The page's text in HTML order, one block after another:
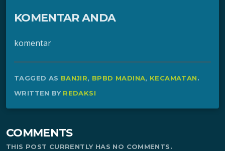
KOMENTAR ANDA
komentar
TAGGED AS BANJIR, BPBD MADINA, KECAMATAN.
WRITTEN BY REDAKSI
COMMENTS
THIS POST CURRENTLY HAS NO COMMENTS.